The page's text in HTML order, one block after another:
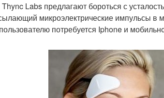
Labs предлагают бороться с
микроэлектрические импульсы в
потребуется Iphone и